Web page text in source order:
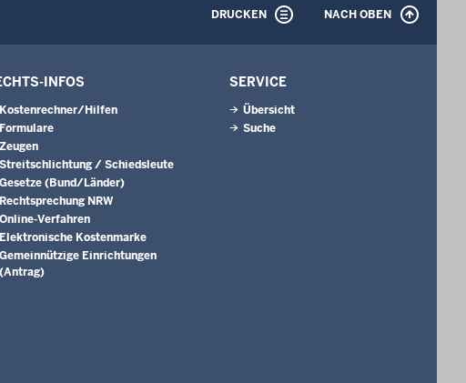
DRUCKEN NACH OBEN
INFOS
Kostenrechner/Hilfen
Formulare
Zeugen
Streitschlichtung / Schiedsleute
Gesetze (Bund/Länder)
Rechtsprechung NRW
Online-Verfahren
Elektronische Kostenmarke
Gemeinnützige Einrichtungen
(Antrag)
SERVICE
Übersicht
Suche